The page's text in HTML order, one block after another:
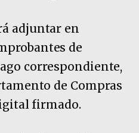
adjuntar en
de
correspondiente,
de Compras
firmado.